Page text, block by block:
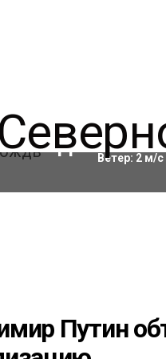
11 °C Влажность:
Ветер: 2м/с
Путин